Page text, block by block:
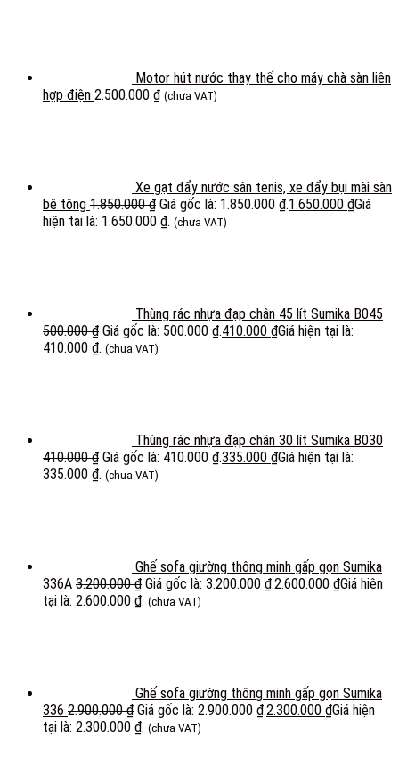
Motor hút nước thay thế cho máy chà sàn liên
hợp điện 2.500.000 ₫ (chưa VAT)
Xe gạt đẩy nước sân tenis, xe đẩy bụi mài sàn
bê tông 1.850.000₫ Giá gốc là: 1.850.000 ₫.1.650.000 ₫Giá
hiện tại là: 1.650.000 ₫. (chưa VAT)
Thùng rác nhựa đạp chân 45 lít Sumika B045
500.000₫ Giá gốc là: 500.000 ₫.410.000 ₫Giá hiện tại là:
410.000 ₫. (chưa VAT)
Thùng rác nhựa đạp chân 30 lít Sumika B030
410.000₫ Giá gốc là: 410.000 ₫.335.000 ₫Giá hiện tại là:
335.000 ₫. (chưa VAT)
Ghế sofa giường thông minh gấp gọn Sumika
336A 3.200.000₫ Giá gốc là: 3.200.000 ₫.2.600.000 ₫Giá hiện
tại là: 2.600.000 ₫. (chưa VAT)
Ghế sofa giường thông minh gấp gọn Sumika
336 2.900.000₫ Giá gốc là: 2.900.000 ₫.2.300.000 ₫Giá hiện
tại là: 2.300.000 ₫. (chưa VAT)